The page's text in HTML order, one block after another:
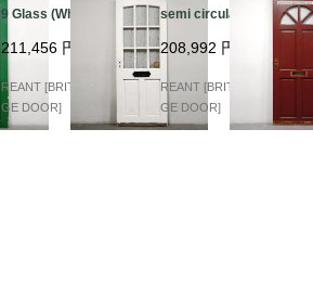
9 Glass (White)
211,456 円
REANT [BRITISH VINTA
GE DOOR]
semi circular Glass
208,992 円
REANT [BRITISH VINTA
GE DOOR]